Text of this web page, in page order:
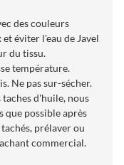
des couleurs
éviter l'eau de Javel
du tissu.
température.
Ne pas sur-sécher.
d'huile, nous
que possible après
prélaver ou
commercial.